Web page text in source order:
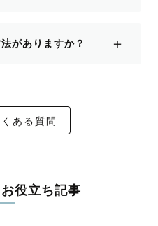
がありますか？ ＋
ある質問
役立ち記事